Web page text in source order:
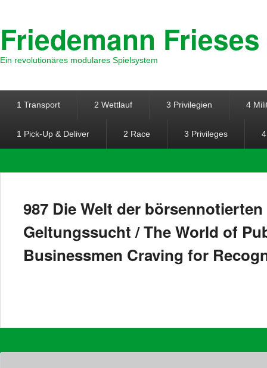
Friedemann Frieses
Ein revolutionäres modulares Spielsystem
1 Transport 2 Wettlauf 3 Privilegien 4
1 Pick-Up & Deliver 2 Race 3 Privileges
987 Die Welt der
Geltungssucht / The World of
Businessmen Craving for